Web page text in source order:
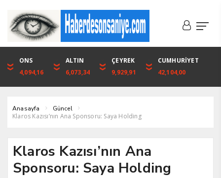
DOLAR
46,1316
EURO
53,3001
ALTIN
6,073,34
BIST
1.720,92
ONS
4,094,16
ALTIN
6,073,34
ÇEYREK
9,929,91
CUMHURİYET
42,104,00
Anasayfa Güncel
Klaros Kazısı’nın Ana Sponsoru: Saya Holding
Klaros Kazısı’nın Ana
Sponsoru: Saya Holding